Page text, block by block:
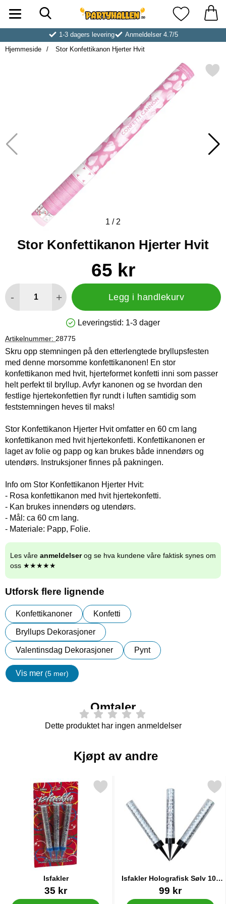
Startsiden for Partyhallen ABMine
1-3 dagers levering
Anmeldelser 4.7/5
Hjemmeside
Stor Konfettikanon Hjerter Hvit
Merk stor Konfettikanon
1 / 2
Stor Konfettikanon Hjerter Hvit
Handle dette produktet, Stor Konfettikanon Hjerter Hvit
pris
65 kr
- + Legg i handlekurv
Produkttilgjengelighet: På lager
Leveringstid: 1-3 dager
Artikelnummer: 28775
Skru opp stemningen på den etterlengtede bryllupsfesten
med denne morsomme konfettikanonen! En stor
konfettikanon med hvit, hjerteformet konfetti inni som passer
helt perfekt til bryllup. Avfyr kanonen og se hvordan den
festlige hjertekonfettien flyr rundt i luften samtidig som
feststemningen heves til maks!
Stor Konfettikanon Hjerter Hvit omfatter en 60 cm lang
konfettikanon med hvit hjertekonfetti. Konfettikanonen er
laget av folie og papp og kan brukes både innendørs og
utendørs. Instruksjoner finnes på pakningen.
Info om Stor Konfettikanon Hjerter Hvit:
- Rosa konfettikanon med hvit hjertekonfetti.
- Kan brukes innendørs og utendørs.
- Mål: ca 60 cm lang.
- Materiale: Papp, Folie.
Les våre anmeldelserog se hva kundene våre faktisk synes om
oss ★★★★★
Utforsk flere lignende
Konfettikanoner Konfetti
Bryllups Dekorasjoner
Valentinsdag Dekorasjoner Pynt
Vis mer (5 mer)
egenskaper
Omtaler
Dette produktet har ingen anmeldelser
Kjøpt av andre
Isfakler
Varenummer 6804
35 kr
Merk isfakler som favoritt
Isfakler Holografisk Sølv 10-
pakning
Varenummer 88263
99 kr
Merk isfakler Holografisk